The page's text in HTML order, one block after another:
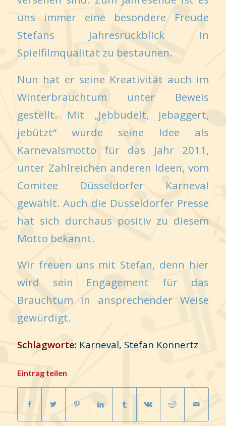
uns immer eine besondere Freude
Stefans Jahresrückblick in
Spielfilmqualität zu bestaunen.
Nun hat er seine Kreativität auch im
Winterbrauchtum unter Beweis
gestellt. Mit „Jebbudelt, jebaggert,
jebützt“ wurde seine Idee als
Karnevalsmotto für das Jahr 2011,
unter Zahlreichen anderen Ideen, vom
Comitee Düsseldorfer Karneval
gewählt. Auch die Düsseldorfer Presse
hat sich durchaus positiv zu diesem
Motto bekannt.
Wir freuen uns mit Stefan, denn hier
wird sein Engagement für das
Brauchtum in ansprechender Weise
gewürdigt.
Schlagworte: Karneval, Stefan Konnertz
Eintrag teilen